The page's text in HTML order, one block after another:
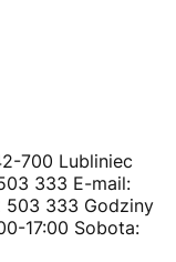
700 Lubliniec
333 E-mail:
503 333 Godziny
17:00 Sobota: